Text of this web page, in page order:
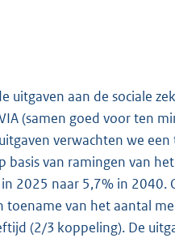
uitgaven aan de sociale
(samen goed voor ten
verwachten we
van ramingen van
2025 naar 5,7% in 2040.
toename van het aantal
(2/3 koppeling). De